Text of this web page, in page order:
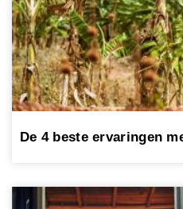
De 4 beste ervaringen